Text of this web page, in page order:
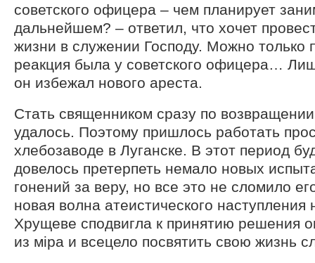
советского офицера – чем планирует
дальнейшем? – ответил, что хочет
жизни в служении Господу. Можно только
реакция была у советского офицера…
он избежал нового ареста.
Стать священником сразу по
удалось. Поэтому пришлось работать
хлебозаводе в Луганске. В этот период
довелось претерпеть немало новых
гонений за веру, но все это не сломило
новая волна атеистического наступления
Хрущеве сподвигла к принятию решения
из мiра и всецело посвятить свою жизнь